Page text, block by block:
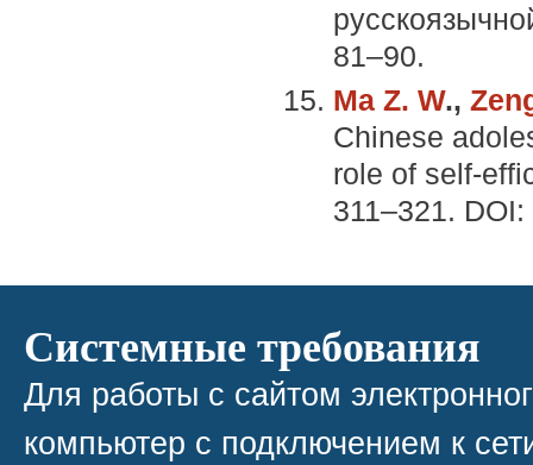
81–90.
Ma Z. W.,
Chinese
role of self-
311–321. DOI:
Системные требования
Для работы с сайтом
компьютер с подключением к